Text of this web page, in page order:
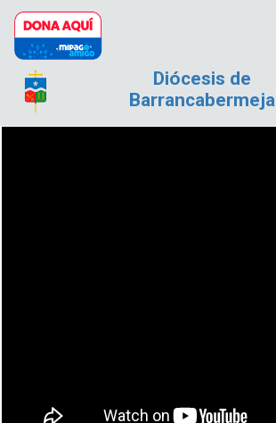
Pasar al contenido principal
Diócesis de
Barrancabermeja